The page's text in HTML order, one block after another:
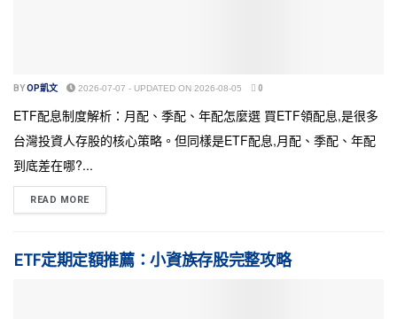
BYOP凱文 2026-07-07 - UPDATED ON 2026-08-05 0
ETF配息制度解析：月配、季配、年配怎麼選 買ETF領配息,是很多
台灣投資人存股的核心策略。但同樣是ETF配息,月配、季配、年配
到底差在哪?...
READ MORE
ETF定期定額推薦：小資族存股完整攻略